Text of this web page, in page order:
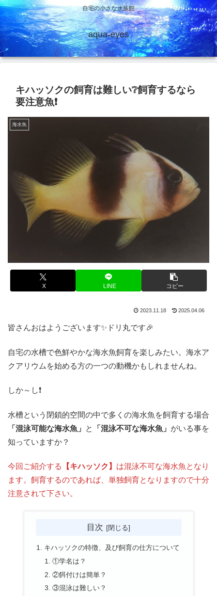
自宅の小さな水族館
aqua-eyes
キハッソクの飼育は難しい❔飼育するなら
要注意魚❗
海水魚
X LINE コピー
2023.11.18 2025.04.06
皆さんおはようございます✨ドリ丸です🎉
自宅の水槽で色鮮やかな海水魚飼育を楽しみたい。海水ア
クアリウムを始める方の一つの動機かもしれませんね。
しか～し❗
水槽という閉鎖的空間の中で多くの海水魚を飼育する場合
「混泳可能な海水魚」
と 「混泳不可な海水魚」 がいる事を
知っていますか？
今回ご紹介する 【キハッソク】 は混泳不可な海水魚となり
ます。飼育するのであれば、単独飼育となりますので十分
注意されて下さい。
目次
キハッソクの特徴、及び飼育の仕方について
①学名は？
②餌付けは簡単？
③混泳は難しい？